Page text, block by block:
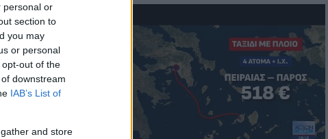
personal or
section to
you may
or personal
out of the
downstream
IAB’s List of
and store
με το
πρόβλημα